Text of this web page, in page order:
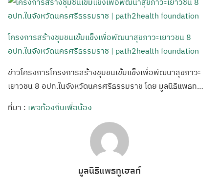
โครงการสร้างชุมชนเข้มแข็งเพื่อพัฒนาสุขภาวะเยาวชน 8
อปท.ในจังหวัดนครศรีธรรมราช | path2health foundation
ข่าวโครงการโครงการสร้างชุมชนเข้มแข็งเพื่อพัฒนาสุขภาวะ
เยาวชน 8 อปท.ในจังหวัดนครศรีธรรมราช โดย มูลนิธิแพธท…
ที่มา : เพจท้องถิ่นเพื่อน้อง
มูลนิธิแพธทูเฮลท์